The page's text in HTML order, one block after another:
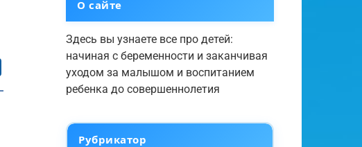
О сайте
Здесь вы узнаете все про детей:
начиная с беременности и заканчивая
уходом за малышом и воспитанием
ребенка до совершеннолетия
Рубрикатор